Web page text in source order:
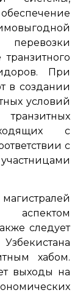
При
в создании
условий
с
с
следует
хабом.
выходы на